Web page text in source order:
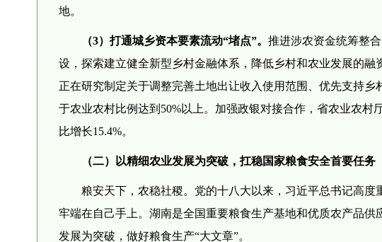
地。
（3）打通城乡资本要素流动“堵点”。 推进涉农资金统筹整
设，探索建立健全新型乡村金融体系，降低乡村和农业发展的融
正在研究制定关于调整完善土地出让收入使用范围、优先支持
于农业农村比例达到50%以上。加强政银对接合作，省农业农
比增长15.4%。
（二）以精细农业发展为突破，扛稳国家粮食安全首要任务
粮安天下，农稳社稷。党的十八大以来，习近平总书记高
牢端在自己手上。湖南是全国重要粮食生产基地和优质农产品
发展为突破，做好粮食生产“大文章”。